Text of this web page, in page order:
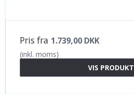
Pris fra 1.739,00 DKK
(inkl. moms)
VIS PRODUKT